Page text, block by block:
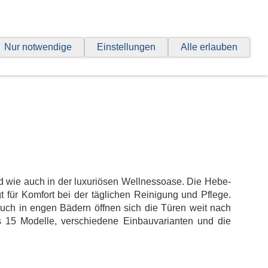
auch in der luxuriösen Wellnessoase. Die Hebe-
Komfort bei der täglichen Reinigung und Pflege.
in engen Bädern öffnen sich die Türen weit nach
Modelle, verschiedene Einbauvarianten und die
Nur notwendige Einstellungen Alle erlauben